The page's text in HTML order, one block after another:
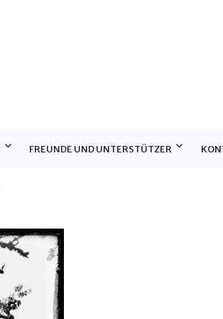
FREUNDE UND UNTERSTÜTZER